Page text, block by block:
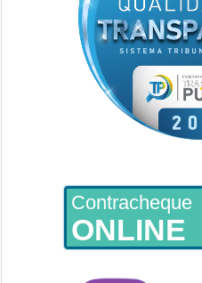
Contracheque
ONLINE